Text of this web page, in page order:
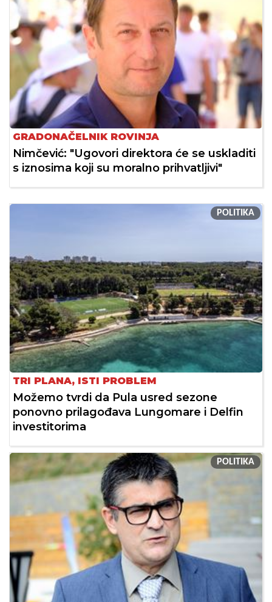
GRADONAČELNIK ROVINJA
Nimčević: "Ugovori direktora će se uskladiti
s iznosima koji su moralno prihvatljivi"
POLITIKA
TRI PLANA, ISTI PROBLEM
Možemo tvrdi da Pula usred sezone
ponovno prilagođava Lungomare i Delfin
investitorima
POLITIKA